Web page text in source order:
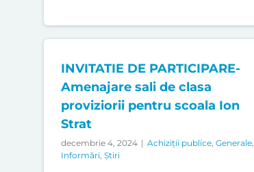
INVITATIE DE PARTICIPARE-
Amenajare sali de clasa
proviziorii pentru scoala Ion
Strat
decembrie 4, 2024 | Achiziții publice, Generale,
Informări, Știri